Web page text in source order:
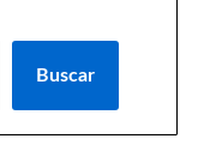
Buscar